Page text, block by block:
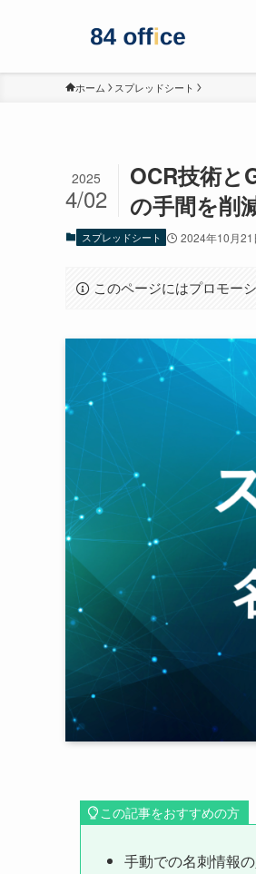
ホーム スプレッドシート
OCR技術と
の手間を削
2025
4/02
スプレッドシート 2024年10月21
このページにはプロモー
この記事をおすすめの方
手動での名刺情報